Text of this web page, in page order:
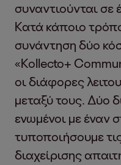
συναντιούνται σε
Κατά κάποιο
συνάντηση δύο
«Kollecto+
οι διάφορες
μεταξύ τους. Δύο
ενωμένοι με έναν
τυποποιήσουμε
διαχείρισης